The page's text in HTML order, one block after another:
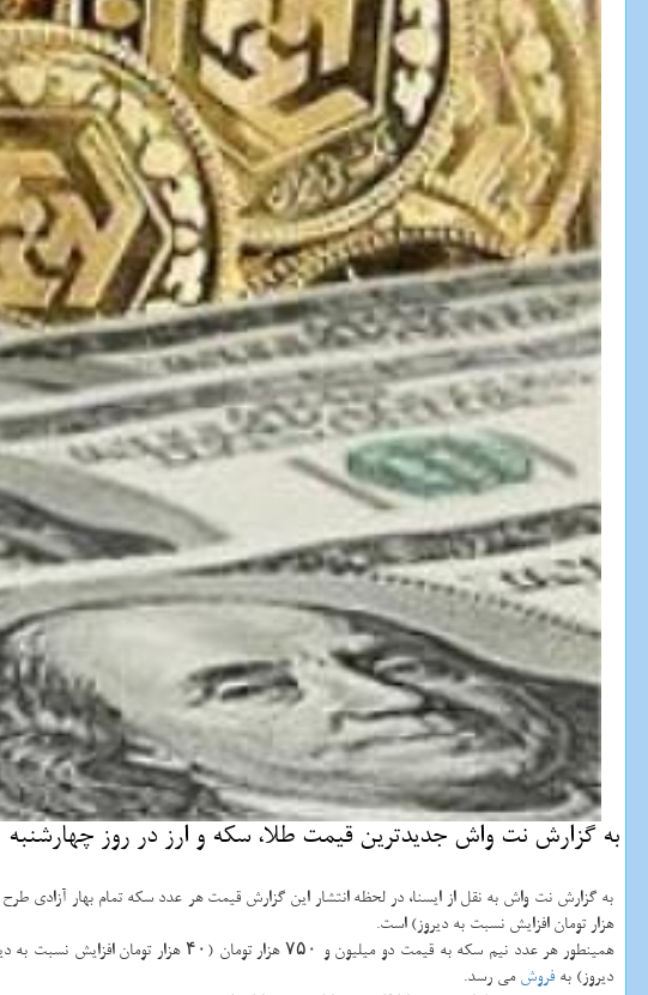
به گزارش نت واش جدیدترین قیمت طلا، سكه و ارز در روز چهارشنبه ۱۱ اردیبهشت ماه را در این خبر بخوانید.
هزار تومان افزایش نسبت به دیروز) است.
دیروز) به فروشمی رسد.